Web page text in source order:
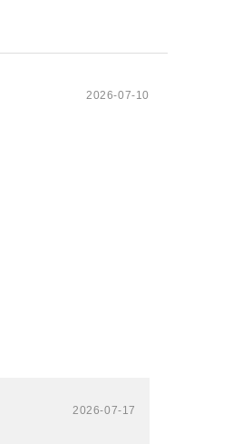
2026-07-10
2026-07-17